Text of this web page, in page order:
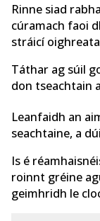
Rinne siad
cúramach faoi
stráicí
Táthar ag súil
don tseachtain
Leanfaidh an
seachtaine, a
Is é
roinnt gréine
geimhridh le